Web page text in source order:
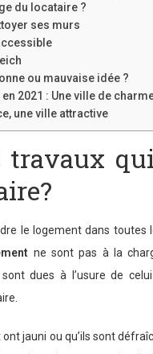
du locataire ?
ses murs
ou mauvaise idée ?
2021 : Une ville de
une ville attractive
travaux
le logement dans toutes
ne sont pas à la
dues à l’usure de
jauni ou qu’ils sont